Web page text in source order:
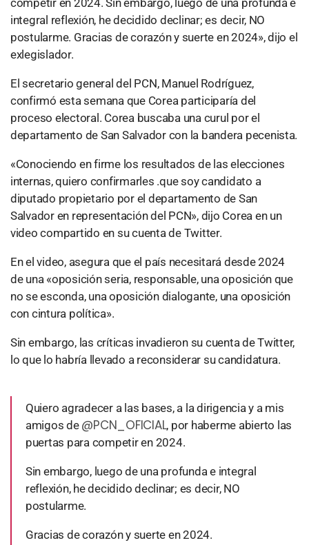
competir en 2024. Sin embargo, luego de una profunda e
integral reflexión, he decidido declinar; es decir, NO
postularme. Gracias de corazón y suerte en 2024», dijo el
exlegislador.
El secretario general del PCN, Manuel Rodríguez,
confirmó esta semana que Corea participaría del
proceso electoral. Corea buscaba una curul por el
departamento de San Salvador con la bandera pecenista.
«Conociendo en firme los resultados de las elecciones
internas, quiero confirmarles .que soy candidato a
diputado propietario por el departamento de San
Salvador en representación del PCN», dijo Corea en un
video compartido en su cuenta de Twitter.
En el video, asegura que el país necesitará desde 2024
de una «oposición seria, responsable, una oposición que
no se esconda, una oposición dialogante, una oposición
con cintura política».
Sin embargo, las críticas invadieron su cuenta de Twitter,
lo que lo habría llevado a reconsiderar su candidatura.
Quiero agradecer a las bases, a la dirigencia y a mis
amigos de @PCN_OFICIAL, por haberme abierto las
puertas para competir en 2024.
Sin embargo, luego de una profunda e integral
reflexión, he decidido declinar; es decir, NO
postularme.
Gracias de corazón y suerte en 2024.